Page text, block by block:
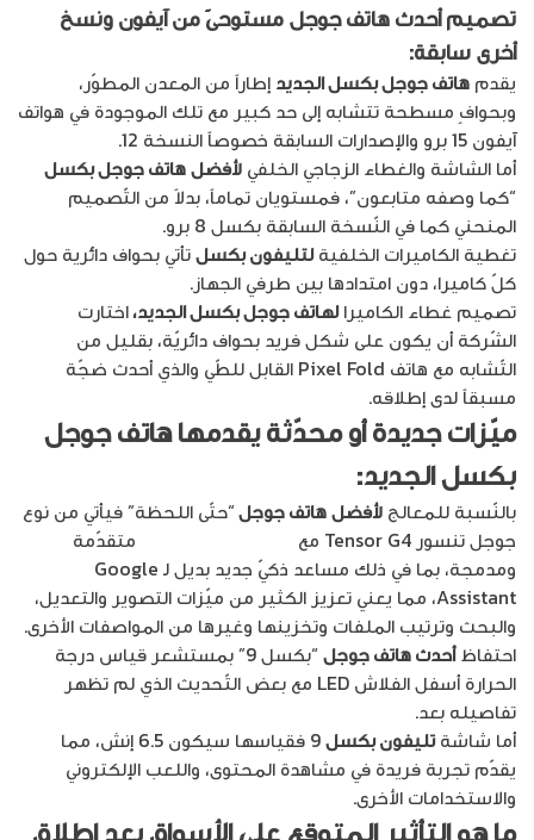
تصميمأحدث هاتف جوجلمستوحىً من آيفون ونسخ
أخرى سابقة:
يقدم هاتف جوجل بكسل الجديد إطاراً من المعدن المطوّر،
وبحوافٍ مسطحة تتشابه إلى حد كبير مع تلك الموجودة في هواتف
آيفون 15 برو والإصدارات السابقة خصوصاً النسخة 12.
أما الشاشة والغطاء الزجاجي الخلفي لأفضلهاتف جوجل بكسل
“كما وصفه متابعون”، فمستويان تماماً، بدلاً من التّصميم
المنحني كما في النّسخة السابقة بكسل 8 برو.
تغطية الكاميرات الخلفيةلتليفون بكسلتأتي بحواف دائرية حول
كلّ كاميرا، دون امتدادها بين طرفي الجهاز.
تصميم غطاء الكاميرالهاتف جوجل بكسل الجديد،اختارت
الشّركة أن يكون على شكل فريد بحواف دائريّة، بقليل من
التّشابه مع هاتف Pixel Fold القابل للطّي والذي أحدث ضجّة
مسبقاً لدى إطلاقه.
ميّزات جديدة أو محدّثة يقدمهاهاتف جوجل
بكسل الجديد:
بالنّسبة للمعالج لأفضلهاتف جوجل“حتّى اللحظة” فيأتي من نوع
جوجل تنسور Tensor G4 مع
متقدّمة
ومدمجة، بما في ذلك مساعد ذكيّ جديد بديل لـ Google
Assistant، مما يعني تعزيز الكثير من ميّزات التصوير والتعديل،
والبحث وترتيب الملفات وتخزينها وغيرها من المواصفات الأخرى.
احتفاظأحدث هاتف جوجل
“بكسل 9” بمستشعر قياس درجة
الحرارة أسفل الفلاش LED مع بعض التّحديث الذي لم تظهر
تفاصيله بعد.
أما شاشةتليفون بكسل
9 فقياسها سيكون 6.5 إنش، مما
يقدّم تجربة فريدة في مشاهدة المحتوى، واللعب الإلكتروني
والاستخدامات الأخرى.